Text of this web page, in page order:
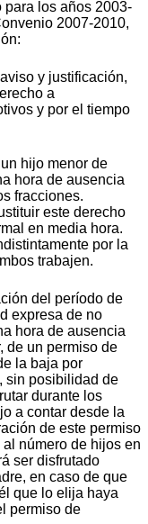
los años 2003-
2007-2010,
y justificación,
a
y por el tiempo
hijo menor de
hora de ausencia
fracciones.
este derecho
en media hora.
por la
trabajen.
del período de
expresa de no
hora de ausencia
de un permiso de
la baja por
sin posibilidad de
durante los
a contar desde la
de este permiso
número de hijos en
ser disfrutado
en caso de que
que lo elija haya
permiso de